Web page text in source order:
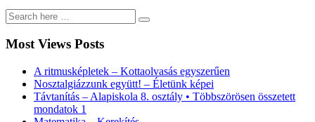
Most Views Posts
A ritmusképletek – Kottaolvasás egyszerűen
Nosztalgiázzunk együtt! – Életünk képei
Távtanítás – Alapiskola 8. osztály • Többszörösen összetett
mondatok 1